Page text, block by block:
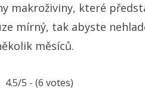
makroživiny, které
mírný, tak abyste
měsíců.
4.5/5 - (6 votes)